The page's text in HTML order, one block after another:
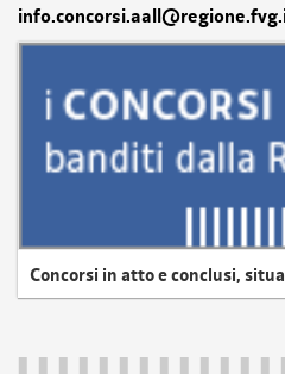
Concorsi in atto e conclusi,